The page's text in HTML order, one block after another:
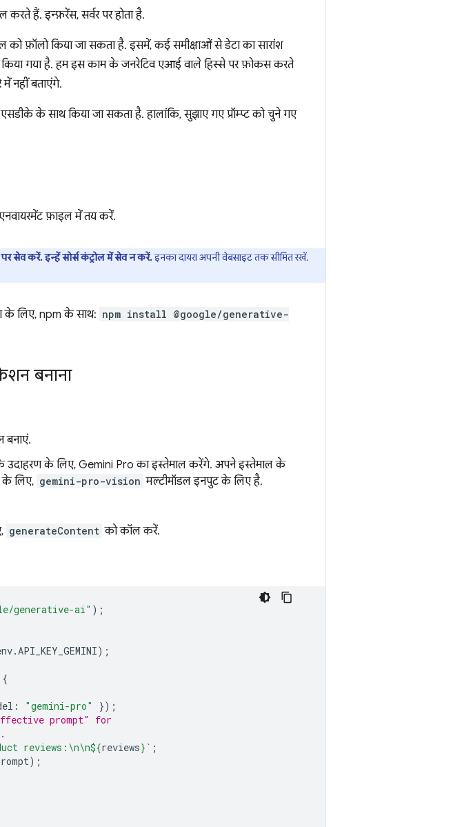
हैं. इन्फ़रेंस, सर्वर पर होता है.
को फ़ॉलो किया जा सकता है. इसमें, कई समीक्षाओं से डेटा का सारांश
गया है. हम इस काम के जनरेटिव एआई वाले हिस्से पर फ़ोकस करते
नहीं बताएंगे.
के साथ किया जा सकता है. हालांकि, सुझाए गए प्रॉम्प्ट को चुने गए
फ़ाइल में तय करें.
सेव करें. इन्हें सोर्स कंट्रोल में सेव न करें.इनका दायरा अपनी वेबसाइट तक सीमित रखें.
के लिए, npm के साथ: npm install @google/generative-
बनाना
बनाएं.
के लिए, Gemini Pro का इस्तेमाल करेंगे. अपने इस्तेमाल के
के लिए, gemini-pro-vision मल्टीमॉडल इनपुट के लिए है.
generateContent को कॉल करें.
generative-ai" );
.API_KEY_GEMINI);
{
: "gemini-pro"
});
prompt" for
reviews:\n\n${reviews} ` ;
);